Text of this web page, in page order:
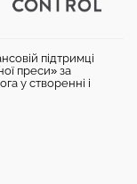
підтримці
преси» за
у створенні і